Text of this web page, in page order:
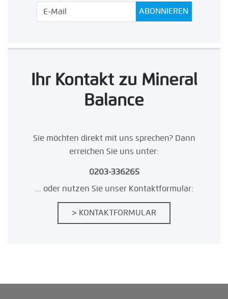
Ihr Kontakt zu Mineral
Balance
Sie möchten direkt mit uns sprechen? Dann
erreichen Sie uns unter:
0203-336265
... oder nutzen Sie unser Kontaktformular:
> KONTAKTFORMULAR